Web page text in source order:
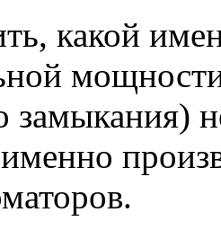
какой
замыкания)